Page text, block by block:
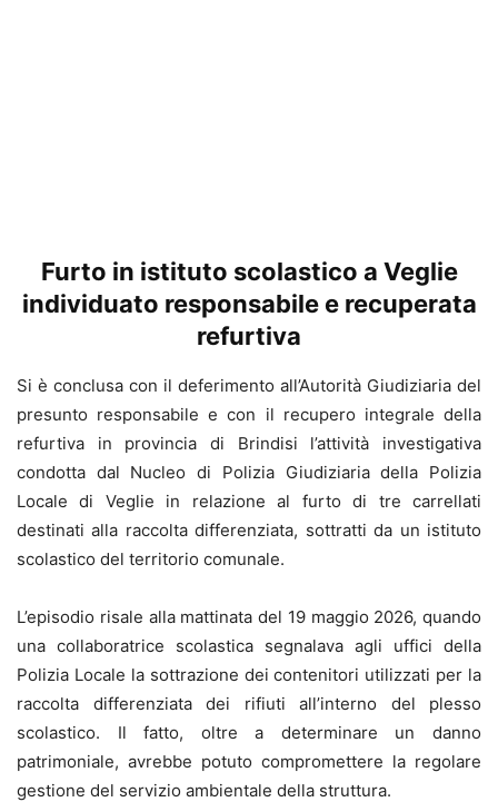
Furto in istituto scolastico a Veglie
individuato responsabile e recuperata
refurtiva
Si è conclusa con il deferimento all’Autorità Giudiziaria del
presunto responsabile e con il recupero integrale della
refurtiva in provincia di Brindisi l’attività investigativa
condotta dal Nucleo di Polizia Giudiziaria della Polizia
Locale di Veglie in relazione al furto di tre carrellati
destinati alla raccolta differenziata, sottratti da un istituto
scolastico del territorio comunale.
L’episodio risale alla mattinata del 19 maggio 2026, quando
una collaboratrice scolastica segnalava agli uffici della
Polizia Locale la sottrazione dei contenitori utilizzati per la
raccolta differenziata dei rifiuti all’interno del plesso
scolastico. Il fatto, oltre a determinare un danno
patrimoniale, avrebbe potuto compromettere la regolare
gestione del servizio ambientale della struttura.